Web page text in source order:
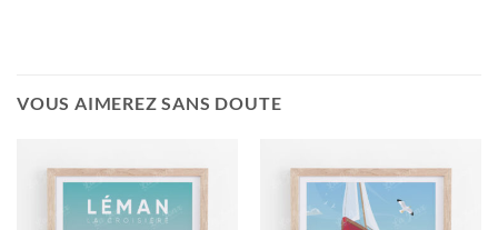
VOUS AIMEREZ SANS DOUTE